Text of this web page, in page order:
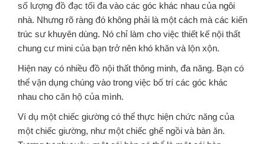
số lượng đồ đạc tối đa vào các góc khác nhau của ngôi
nhà. Nhưng rõ ràng đó không phải là một cách mà các kiến
trúc sư khuyên dùng. Nó chỉ làm cho việc thiết kế nội thất
chung cư mini của bạn trở nên khó khăn và lộn xộn.
Hiện nay có nhiều đồ nội thất thông minh, đa năng. Bạn có
thể vận dụng chúng vào trong việc bố trí các góc khác
nhau cho căn hộ của mình.
Ví dụ một chiếc giường có thể thực hiện chức năng của
một chiếc giường, như một chiếc ghế ngồi và bàn ăn.